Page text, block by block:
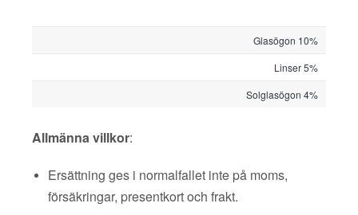
Glasögon 10%
Linser 5%
Solglasögon 4%
Allmänna villkor:
Ersättning ges i normalfallet inte på moms,
försäkringar, presentkort och frakt.